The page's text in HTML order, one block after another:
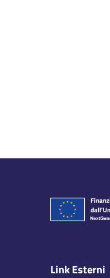
Link Esterni